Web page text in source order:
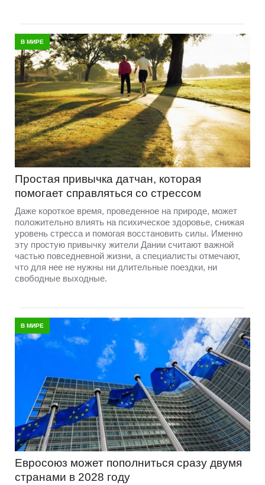
В МИРЕ
Простая привычка датчан, которая
помогает справляться со стрессом
Даже короткое время, проведенное на природе, может
положительно влиять на психическое здоровье, снижая
уровень стресса и помогая восстановить силы. Именно
эту простую привычку жители Дании считают важной
частью повседневной жизни, а специалисты отмечают,
что для нее не нужны ни длительные поездки, ни
свободные выходные.
В МИРЕ
Евросоюз может пополниться сразу двумя
странами в 2028 году